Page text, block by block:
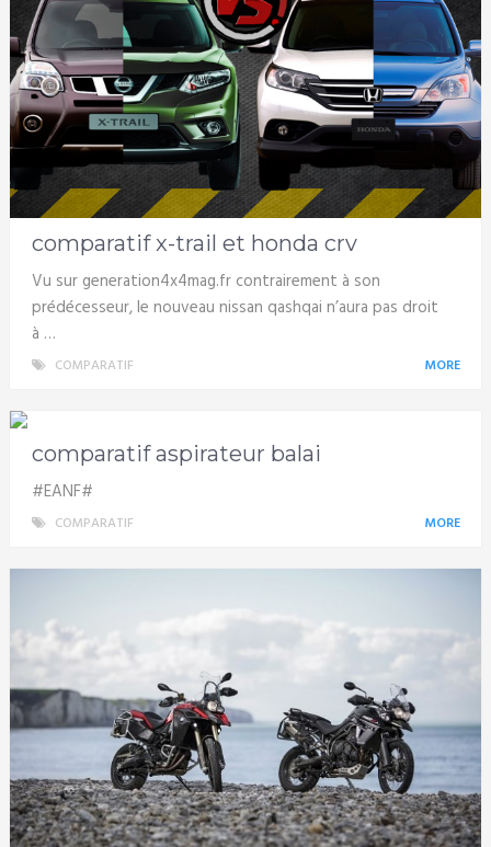
comparatif x-trail et honda crv
Vu sur generation4x4mag.fr contrairement à son
prédécesseur, le nouveau nissan qashqai n’aura pas droit
à …
COMPARATIF MORE
comparatif aspirateur balai
#EANF#
COMPARATIF MORE